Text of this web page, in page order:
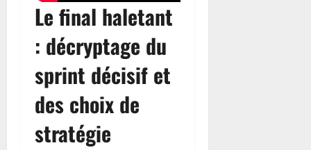
Le final haletant
: décryptage du
sprint décisif et
des choix de
stratégie